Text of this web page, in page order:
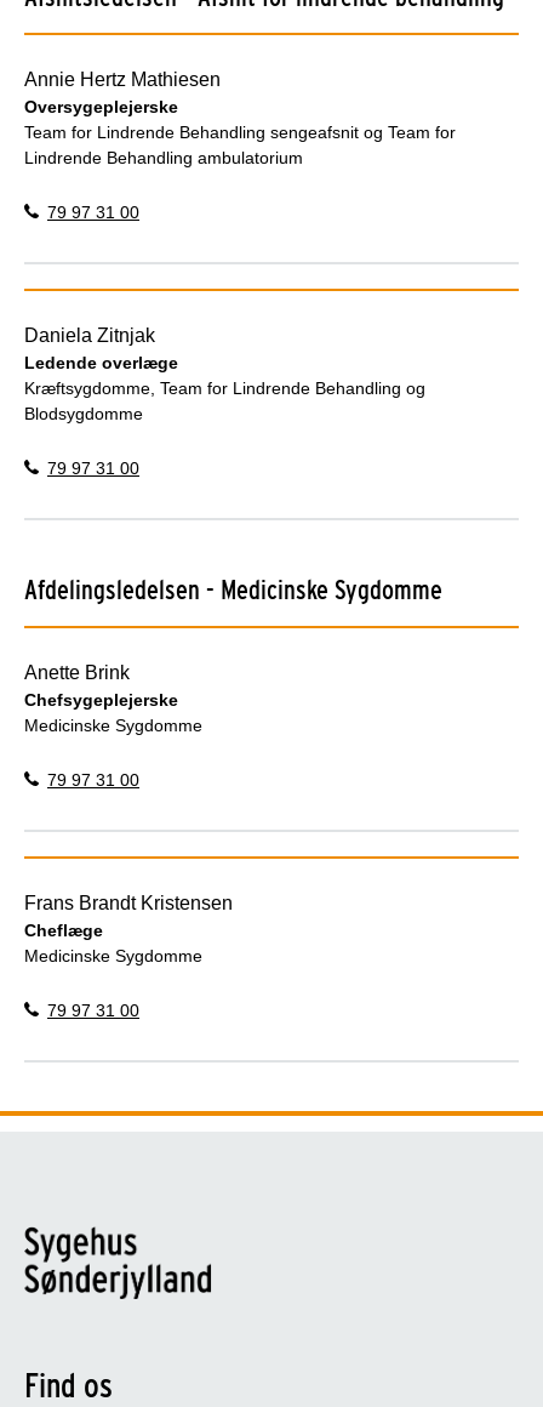
Annie Hertz Mathiesen
Oversygeplejerske
Team for Lindrende Behandling sengeafsnit og Team for
Lindrende Behandling ambulatorium
79 97 31 00
Daniela Zitnjak
Ledende overlæge
Kræftsygdomme, Team for Lindrende Behandling og
Blodsygdomme
79 97 31 00
Afdelingsledelsen - Medicinske Sygdomme
Anette Brink
Chefsygeplejerske
Medicinske Sygdomme
79 97 31 00
Frans Brandt Kristensen
Cheflæge
Medicinske Sygdomme
79 97 31 00
Find os